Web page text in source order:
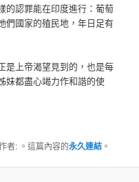
的認罪能在印度進行：葡萄
們國家的殖民地，年日足有
是上帝渴望見到的，也是每
妹都盡心竭力作和諧的使
者: 。這篇內容的永久連結 。